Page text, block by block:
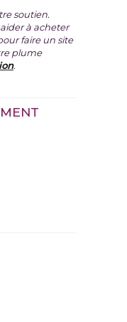
soutien.
à acheter
faire un site
plume
.